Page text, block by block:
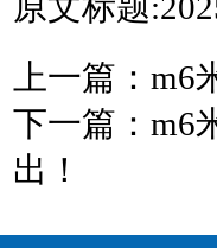
上一篇： m6
下一篇： m6
出！